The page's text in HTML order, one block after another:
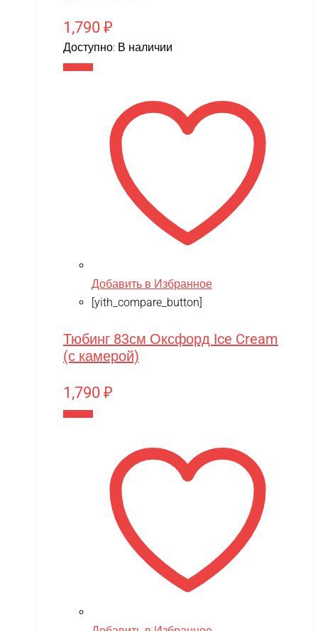
1,790 ₽
Доступно: В наличии
Добавить в Избранное
[yith_compare_button]
Тюбинг 83см Оксфорд Ice Cream
(с камерой)
1,790 ₽